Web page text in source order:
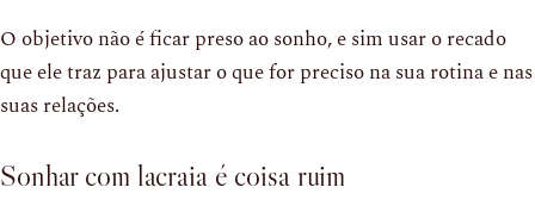
O objetivo não é ficar preso ao sonho, e sim usar o recado
que ele traz para ajustar o que for preciso na sua rotina e nas
suas relações.
Sonhar com lacraia é coisa ruim